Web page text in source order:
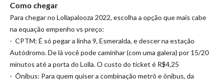
Como chegar
Para chegar no Lollapalooza 2022, escolha a opção que mais cabe
na equação empenho vs preço:
- CPTM: É só pegar a linha 9, Esmeralda, e descer na estação
Autódromo. De lá você pode caminhar (com uma galera) por 15/20
minutos até a porta do Lolla. O custo do ticket é R$4,25
- Ônibus: Para quem quiser a combinação metrô e ônibus, da